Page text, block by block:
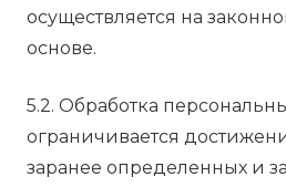
осуществляется на
основе.
5.2. Обработка
ограничивается
заранее определенных и